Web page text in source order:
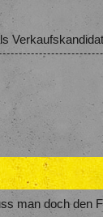
man doch den